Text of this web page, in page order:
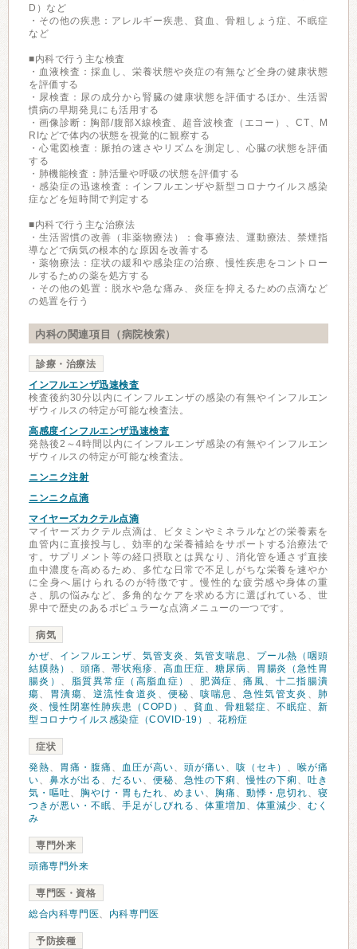
D）など
・その他の疾患：アレルギー疾患、貧血、骨粗しょう症、不眠症
など
■内科で行う主な検査
・血液検査：採血し、栄養状態や炎症の有無など全身の健康状態
を評価する
・尿検査：尿の成分から腎臓の健康状態を評価するほか、生活習
慣病の早期発見にも活用する
・画像診断：胸部/腹部X線検査、超音波検査（エコー）、CT、M
RIなどで体内の状態を視覚的に観察する
・心電図検査：脈拍の速さやリズムを測定し、心臓の状態を評価
する
・肺機能検査：肺活量や呼吸の状態を評価する
・感染症の迅速検査：インフルエンザや新型コロナウイルス感染
症などを短時間で判定する
■内科で行う主な治療法
・生活習慣の改善（非薬物療法）：食事療法、運動療法、禁煙指
導などで病気の根本的な原因を改善する
・薬物療法：症状の緩和や感染症の治療、慢性疾患をコントロー
ルするための薬を処方する
・その他の処置：脱水や急な痛み、炎症を抑えるための点滴など
の処置を行う
内科の関連項目（病院検索）
診療・治療法
インフルエンザ迅速検査
検査後約30分以内にインフルエンザの感染の有無やインフルエン
ザウィルスの特定が可能な検査法。
高感度インフルエンザ迅速検査
発熱後2～4時間以内にインフルエンザ感染の有無やインフルエン
ザウィルスの特定が可能な検査法。
ニンニク注射
ニンニク点滴
マイヤーズカクテル点滴
マイヤーズカクテル点滴は、ビタミンやミネラルなどの栄養素を
血管内に直接投与し、効率的な栄養補給をサポートする治療法で
す。サプリメント等の経口摂取とは異なり、消化管を通さず直接
血中濃度を高めるため、多忙な日常で不足しがちな栄養を速やか
に全身へ届けられるのが特徴です。慢性的な疲労感や身体の重
さ、肌の悩みなど、多角的なケアを求める方に選ばれている、世
界中で歴史のあるポピュラーな点滴メニューの一つです。
病気
かぜ、 インフルエンザ、 気管支炎 、 気管支喘息 、
プール熱（咽頭
結膜熱） 、 頭痛 、 帯状疱疹、 高血圧症、 糖尿病、
胃腸炎（急性胃
腸炎） 、 脂質異常症（高脂血症） 、 肥満症 、痛風、 十二指腸潰
瘍、 胃潰瘍、 逆流性食道炎 、 便秘 、咳喘息 、急性気管支炎 、 肺
炎 、慢性閉塞性肺疾患（COPD） 、貧血 、骨粗鬆症、不眠症、新
型コロナウイルス感染症（COVID-19） 、花粉症
症状
発熱、 胃痛・腹痛 、 血圧が高い、 頭が痛い、 咳（セキ） 、喉が痛
い、 鼻水が出る 、 だるい、 便秘、 急性の下痢 、慢性の下痢 、吐き
気・嘔吐、 胸やけ・胃もたれ、 めまい、 胸痛 、 動悸・息切れ、寝
つきが悪い・不眠、 手足がしびれる 、 体重増加 、 体重減少、むく
み
専門外来
頭痛専門外来
専門医・資格
総合内科専門医、 内科専門医
予防接種